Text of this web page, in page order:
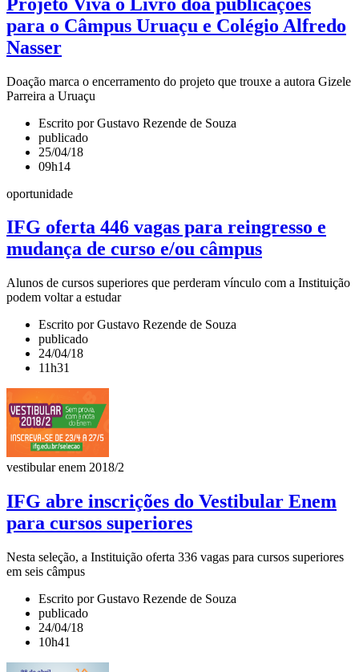
para o Câmpus Uruaçu e Colégio Alfredo
Nasser
Doação marca o encerramento do projeto que trouxe a autora Gizele
Parreira a Uruaçu
Escrito por Gustavo Rezende de Souza
publicado
25/04/18
09h14
oportunidade
IFG oferta 446 vagas para reingresso e
mudança de curso e/ou câmpus
Alunos de cursos superiores que perderam vínculo com a Instituição
podem voltar a estudar
Escrito por Gustavo Rezende de Souza
publicado
24/04/18
11h31
vestibular enem 2018/2
IFG abre inscrições do Vestibular Enem
para cursos superiores
Nesta seleção, a Instituição oferta 336 vagas para cursos superiores
em seis câmpus
Escrito por Gustavo Rezende de Souza
publicado
24/04/18
10h41